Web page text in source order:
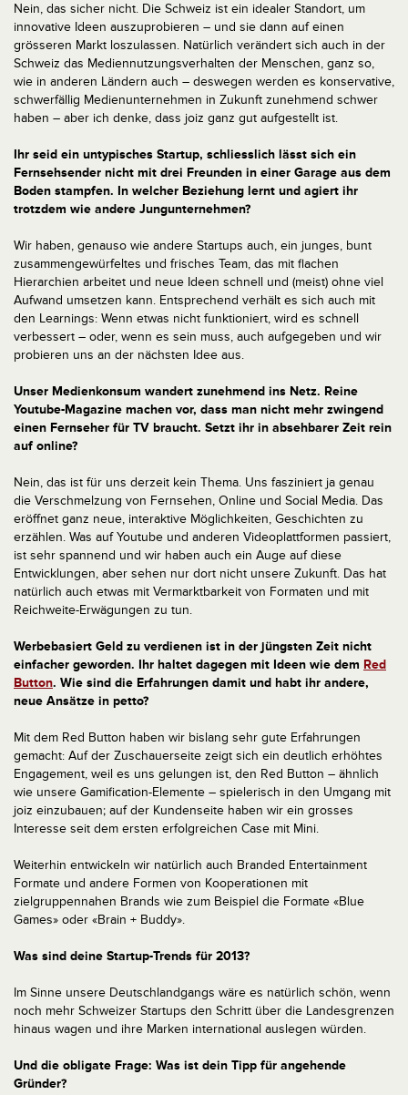
Nein, das sicher nicht. Die Schweiz ist ein idealer Standort, um
innovative Ideen auszuprobieren – und sie dann auf einen
grösseren Markt loszulassen. Natürlich verändert sich auch in der
Schweiz das Mediennutzungsverhalten der Menschen, ganz so,
wie in anderen Ländern auch – deswegen werden es konservative,
schwerfällig Medienunternehmen in Zukunft zunehmend schwer
haben – aber ich denke, dass joiz ganz gut aufgestellt ist.
Ihr seid ein untypisches Startup, schliesslich lässt sich ein
Fernsehsender nicht mit drei Freunden in einer Garage aus dem
Boden stampfen. In welcher Beziehung lernt und agiert ihr
trotzdem wie andere Jungunternehmen?
Wir haben, genauso wie andere Startups auch, ein junges, bunt
zusammengewürfeltes und frisches Team, das mit flachen
Hierarchien arbeitet und neue Ideen schnell und (meist) ohne viel
Aufwand umsetzen kann. Entsprechend verhält es sich auch mit
den Learnings: Wenn etwas nicht funktioniert, wird es schnell
verbessert – oder, wenn es sein muss, auch aufgegeben und wir
probieren uns an der nächsten Idee aus.
Unser Medienkonsum wandert zunehmend ins Netz. Reine
Youtube-Magazine machen vor, dass man nicht mehr zwingend
einen Fernseher für TV braucht. Setzt ihr in absehbarer Zeit rein
auf online?
Nein, das ist für uns derzeit kein Thema. Uns fasziniert ja genau
die Verschmelzung von Fernsehen, Online und Social Media. Das
eröffnet ganz neue, interaktive Möglichkeiten, Geschichten zu
erzählen. Was auf Youtube und anderen Videoplattformen passiert,
ist sehr spannend und wir haben auch ein Auge auf diese
Entwicklungen, aber sehen nur dort nicht unsere Zukunft. Das hat
natürlich auch etwas mit Vermarktbarkeit von Formaten und mit
Reichweite-Erwägungen zu tun.
Werbebasiert Geld zu verdienen ist in der jüngsten Zeit nicht
einfacher geworden. Ihr haltet dagegen mit Ideen wie dem Red
Button. Wie sind die Erfahrungen damit und habt ihr andere,
neue Ansätze in petto?
Mit dem Red Button haben wir bislang sehr gute Erfahrungen
gemacht: Auf der Zuschauerseite zeigt sich ein deutlich erhöhtes
Engagement, weil es uns gelungen ist, den Red Button – ähnlich
wie unsere Gamification-Elemente – spielerisch in den Umgang mit
joiz einzubauen; auf der Kundenseite haben wir ein grosses
Interesse seit dem ersten erfolgreichen Case mit Mini.
Weiterhin entwickeln wir natürlich auch Branded Entertainment
Formate und andere Formen von Kooperationen mit
zielgruppennahen Brands wie zum Beispiel die Formate «Blue
Games» oder «Brain + Buddy».
Was sind deine Startup-Trends für 2013?
Im Sinne unsere Deutschlandgangs wäre es natürlich schön, wenn
noch mehr Schweizer Startups den Schritt über die Landesgrenzen
hinaus wagen und ihre Marken international auslegen würden.
Und die obligate Frage: Was ist dein Tipp für angehende
Gründer?